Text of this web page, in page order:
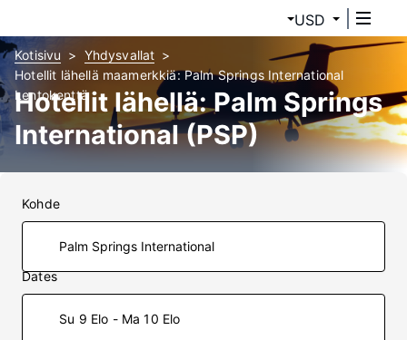
USD
Kotisivu
Yhdysvallat
Hotellit lähellä maamerkkiä: Palm Springs International
Lentokenttä
Hotellit lähellä: Palm Springs
International (PSP)
Kohde
Dates
Su 9 Elo - Ma 10 Elo